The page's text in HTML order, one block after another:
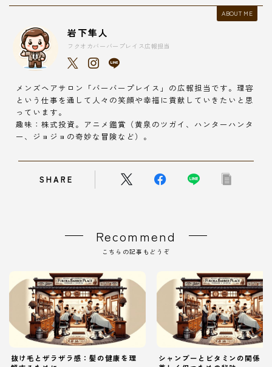
ABOUT ME
岩下隼人
フクオカバーバープレイス広報担当
メンズヘアサロン「バーバープレイス」の広報担当です。理容
という仕事を通して人々の笑顔や幸福に貢献していきたいと思
っています。
趣味：株式投資。アニメ鑑賞（黄泉のツガイ、ハンターハンタ
ー、ジョジョの奇妙な冒険など）。
SHARE
Recommend
こちらの記事もどうぞ
抜け毛とザラザラ感：髪の健康を理
シャンプーとビタミンの関係：